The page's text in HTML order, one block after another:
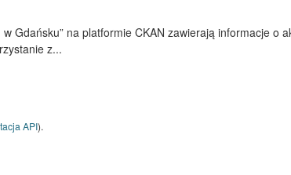
Gdańsku” na platformie CKAN zawierają informacje o
z...
API).